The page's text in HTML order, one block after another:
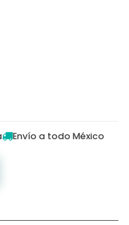
Envío a todo México